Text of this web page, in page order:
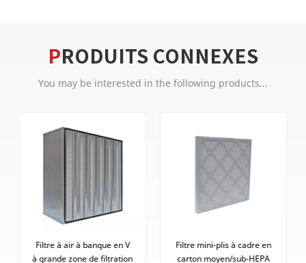
PRODUITS CONNEXES
You may be interested in the following products...
Filtre mini-plis à cadre en
carton moyen/sub-HEPA
Filtre de poche en fibre
synthétique à longue